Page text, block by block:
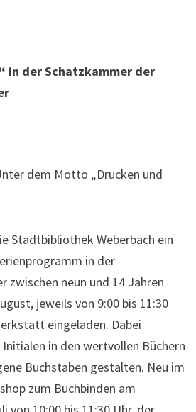
in der Schatzkammer der
dem Motto „Drucken und
Stadtbibliothek Weberbach ein
in der
zwischen neun und 14 Jahren
jeweils von 9:00 bis 11:30
eingeladen. Dabei
in den wertvollen Büchern
Buchstaben gestalten. Neu im
zum Buchbinden am